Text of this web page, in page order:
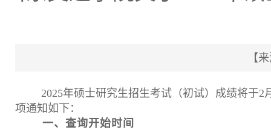
【
2025年硕士研究生招生考试（初试）成绩将于2
项通知如下：
一、 查询开始时间